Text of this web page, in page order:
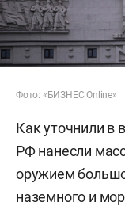
Фото: «БИЗНЕС Online»
Как уточнили в
РФ нанесли
оружием
наземного и